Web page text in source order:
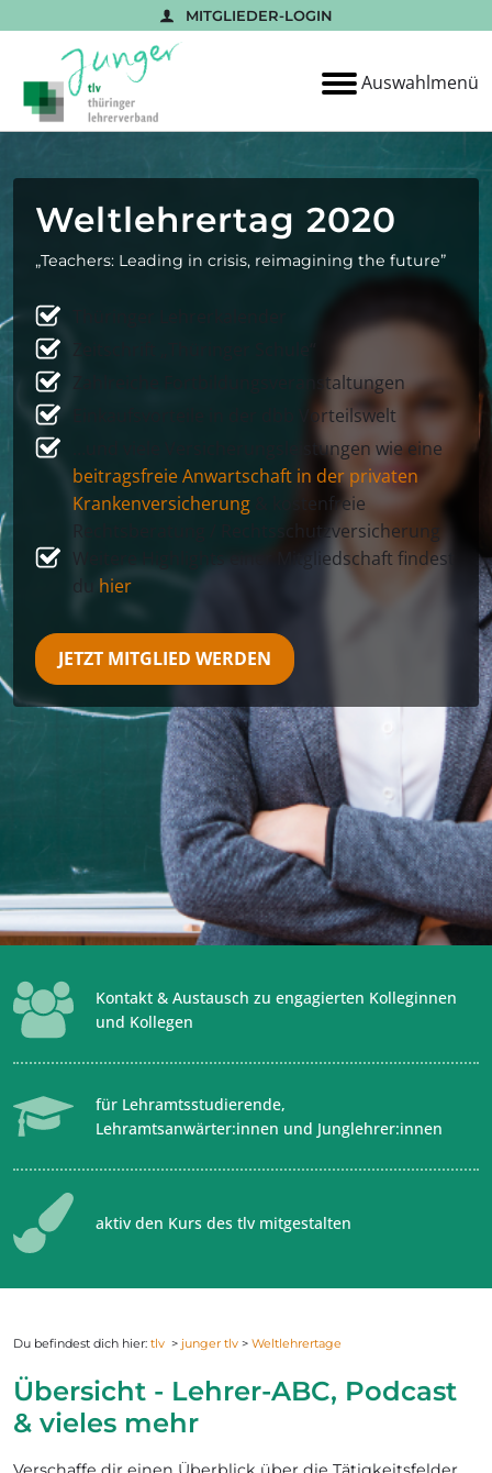
MITGLIEDER-LOGIN
Auswahlmenü
Weltlehrertag 2020
„Teachers: Leading in crisis, reimagining the future”
Zahlreiche Fortbildungsveranstaltungen
Einkaufsvorteile in der dbb Vorteilswelt
…und viele Versicherungsleistungen wie eine
beitragsfreie Anwartschaft in der privaten
Krankenversicherung & kostenfreie
Rechtsberatung / Rechtsschutzversicherung
Weitere Highlights einer Mitgliedschaft findest
hier
JETZT MITGLIED WERDEN
Kontakt & Austausch zu engagierten Kolleginnen
und Kollegen
für Lehramtsstudierende,
Lehramtsanwärter:innen und Junglehrer:innen
aktiv den Kurs des tlv mitgestalten
Du befindest dich hier: tlv > junger tlv > Weltlehrertage
Übersicht - Lehrer-ABC, Podcast
& vieles mehr